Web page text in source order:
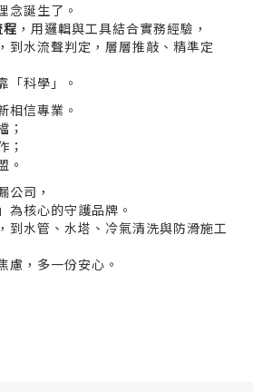
念誕生了。
程 ，用邏輯與工具結合實務經驗，
到水流聲判定，層層推敲、精準定
「科學」。
相信專業。
；
；
。
公司，
為核心的守護品牌。
到水管、水塔、冷氣清洗與防滑施工
慮，多一份安心。